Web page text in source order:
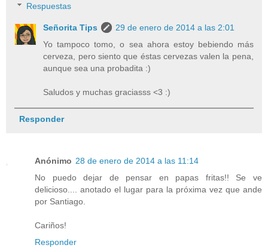
Respuestas
Señorita Tips
29 de enero de 2014 a las 2:01
Yo tampoco tomo, o sea ahora estoy bebiendo más
cerveza, pero siento que éstas cervezas valen la pena,
aunque sea una probadita :)
Saludos y muchas graciasss <3 :)
Responder
Anónimo 28 de enero de 2014 a las 11:14
No puedo dejar de pensar en papas fritas!! Se ve
delicioso.... anotado el lugar para la próxima vez que ande
por Santiago.
Cariños!
Responder